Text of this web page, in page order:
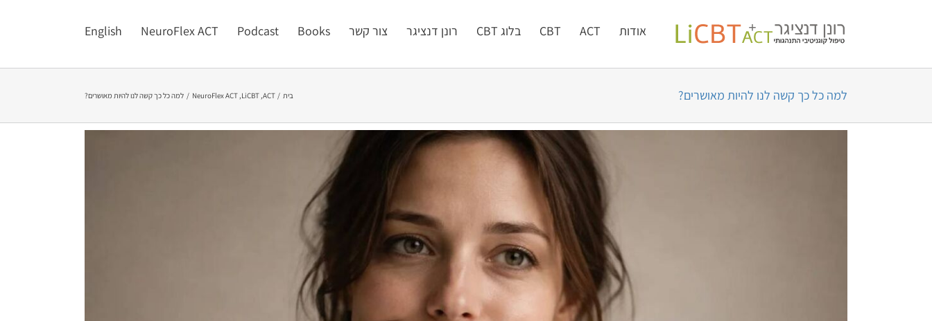
אודות ACT
CBT בלוג CBT רונן דנציגר צור קשר Books
Podcast
NeuroFlex ACT
English
למה כל כך קשה לנו להיות מאושרים? בית ACT
LiCBT
NeuroFlex ACT למה כל כך קשה לנו להיות מאושרים?